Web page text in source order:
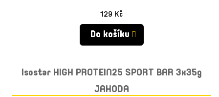
129 Kč
Do košíku
Isostar HIGH PROTEIN25 SPORT BAR 3x35g
JAHODA